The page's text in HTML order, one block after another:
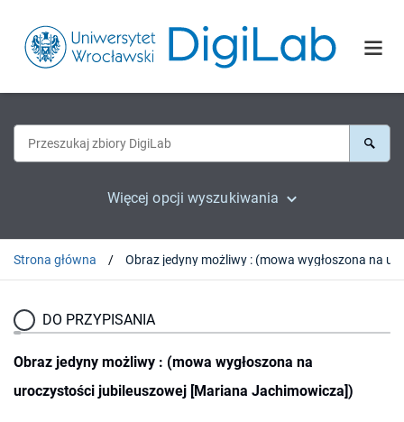
Więcej opcji wyszukiwania
Strona główna
DO PRZYPISANIA
Obraz jedyny możliwy : (mowa wygłoszona na
uroczystości jubileuszowej [Mariana Jachimowicza])